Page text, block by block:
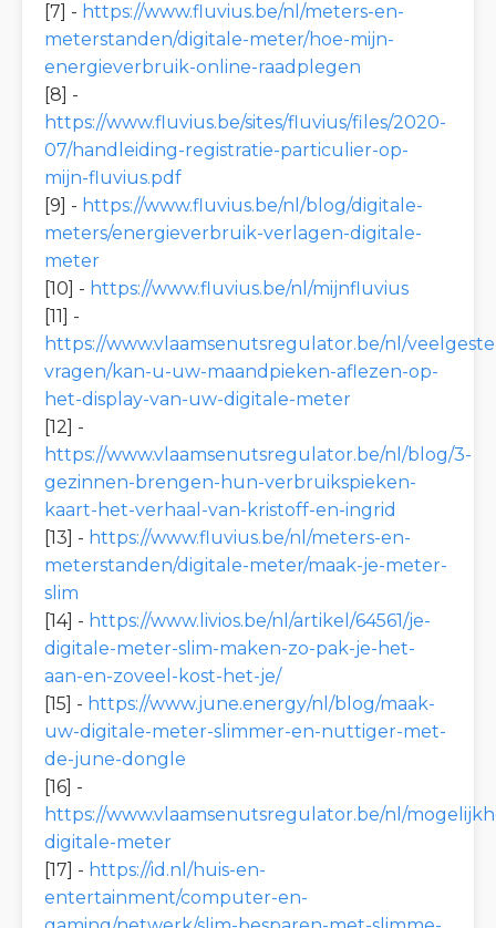
[7] - https://www.fluvius.be/nl/meters-en-
meterstanden/digitale-meter/hoe-mijn-
energieverbruik-online-raadplegen
[8] -
https://www.fluvius.be/sites/fluvius/files/2020-
07/handleiding-registratie-particulier-op-
mijn-fluvius.pdf
[9] - https://www.fluvius.be/nl/blog/digitale-
meters/energieverbruik-verlagen-digitale-
meter
[10] - https://www.fluvius.be/nl/mijnfluvius
[11] -
https://www.vlaamsenutsregulator.be/nl/
vragen/kan-u-uw-maandpieken-aflezen-op-
het-display-van-uw-digitale-meter
[12] -
https://www.vlaamsenutsregulator.be/nl/blog/3-
gezinnen-brengen-hun-verbruikspieken-
kaart-het-verhaal-van-kristoff-en-ingrid
[13] - https://www.fluvius.be/nl/meters-en-
meterstanden/digitale-meter/maak-je-meter-
slim
[14] - https://www.livios.be/nl/artikel/64561/je-
digitale-meter-slim-maken-zo-pak-je-het-
aan-en-zoveel-kost-het-je/
[15] - https://www.june.energy/nl/blog/maak-
uw-digitale-meter-slimmer-en-nuttiger-met-
de-june-dongle
[16] -
https://www.vlaamsenutsregulator.be/nl/
digitale-meter
[17] - https://id.nl/huis-en-
entertainment/computer-en-